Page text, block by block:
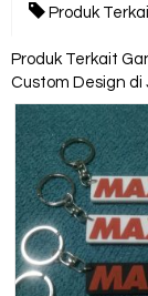
Produk
Produk Terkait
Custom Design di